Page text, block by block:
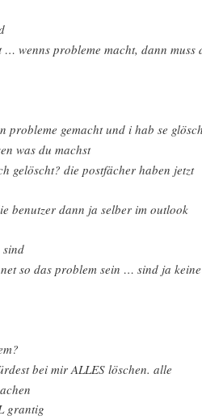
wenns probleme macht, dann muss
probleme gemacht und i hab se
was du machst
gelöscht? die postfächer haben jetzt
benutzer dann ja selber im outlook
so das problem sein … sind ja keine
bei mir ALLES löschen. alle
grantig